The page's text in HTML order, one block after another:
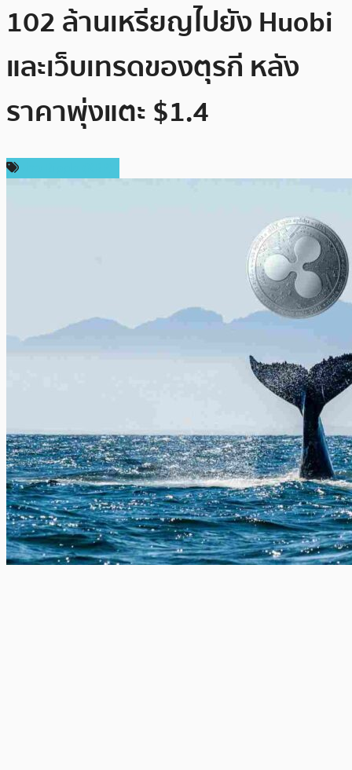
102 ล้านเหรียญไปยัง Huobi
และเว็บเทรดของตุรกี หลัง
ราคาพุ่งแตะ $1.4